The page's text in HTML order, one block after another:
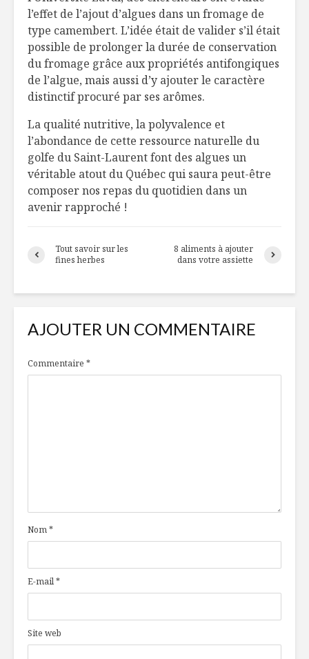
l’effet de l’ajout d’algues dans un fromage de
type camembert. L’idée était de valider s’il était
possible de prolonger la durée de conservation
du fromage grâce aux propriétés antifongiques
de l’algue, mais aussi d’y ajouter le caractère
distinctif procuré par ses arômes.
La qualité nutritive, la polyvalence et
l’abondance de cette ressource naturelle du
golfe du Saint-Laurent font des algues un
véritable atout du Québec qui saura peut-être
composer nos repas du quotidien dans un
avenir rapproché !
Tout savoir sur les
fines herbes
8 aliments à ajouter
dans votre assiette
AJOUTER UN COMMENTAIRE
Commentaire *
Nom*
E-mail*
Site web